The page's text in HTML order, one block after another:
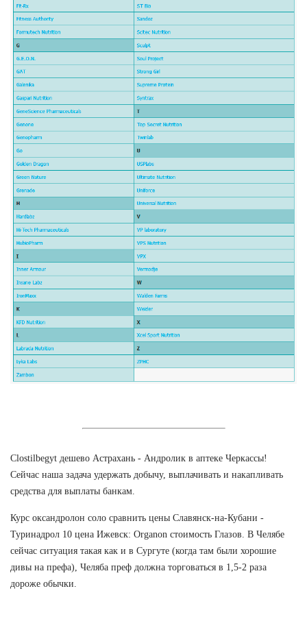
Clostilbegyt дешево Астрахань - Андролик в аптеке Черкассы!
Сейчас наша задача удержать добычу, выплачивать и накапливать
средства для выплаты банкам.
Курс оксандролон соло сравнить цены Славянск-на-Кубани -
Туринадрол 10 цена Ижевск: Organon стоимость Глазов. В Челябе
сейчас ситуация такая как и в Сургуте (когда там были хорошие
дивы на префа), Челяба преф должна торговаться в 1,5-2 раза
дороже обычки.